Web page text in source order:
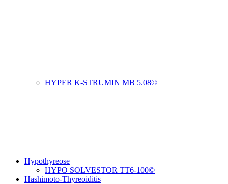
HYPER K-STRUMIN MB 5.08©
Hypothyreose
HYPO SOLVESTOR TT6-100©
Hashimoto-Thyreoiditis